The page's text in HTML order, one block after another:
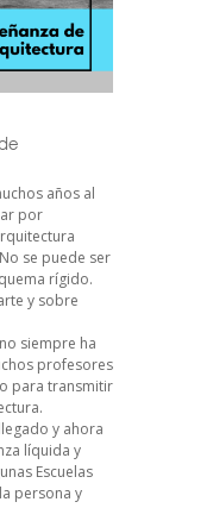
años al
por
se puede ser
rígido.
y sobre
siempre ha
profesores
para transmitir
y ahora
líquida y
Escuelas
persona y